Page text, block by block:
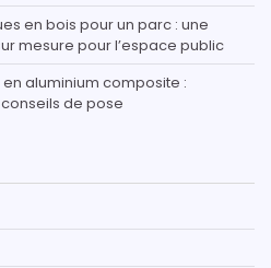
en bois pour un parc : une
mesure pour l’espace public
aluminium composite :
de pose